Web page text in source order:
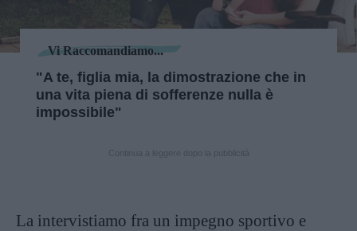
Vi Raccomandiamo...
"A te, figlia mia, la dimostrazione che in
una vita piena di sofferenze nulla è
impossibile"
La intervistiamo fra un impegno sportivo e